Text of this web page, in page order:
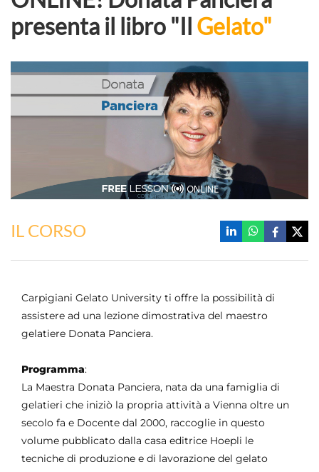
presenta il libro "Il Gelato"
IL CORSO
Carpigiani Gelato University ti offre la possibilità di
assistere ad una lezione dimostrativa del maestro
gelatiere Donata Panciera.
Programma:
La Maestra Donata Panciera, nata da una famiglia di
gelatieri che iniziò la propria attività a Vienna oltre un
secolo fa e Docente dal 2000, raccoglie in questo
volume pubblicato dalla casa editrice Hoepli le
tecniche di produzione e di lavorazione del gelato